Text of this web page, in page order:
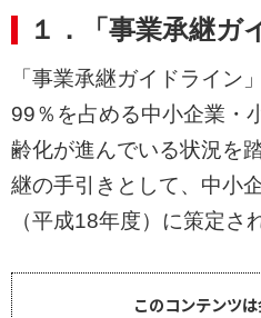
１．「事業承継ガ
「事業承継ガイドライン
99％を占める中小企業・
齢化が進んでいる状況を
継の手引きとして、中小
（平成18年度）に策定さ
このコンテンツは